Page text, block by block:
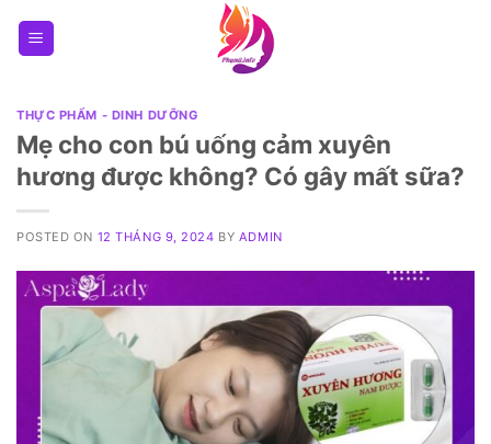
THỰC PHẨM - DINH DƯỠNG
Mẹ cho con bú uống cảm xuyên
hương được không? Có gây mất sữa?
POSTED ON 12 THÁNG 9, 2024 BY ADMIN